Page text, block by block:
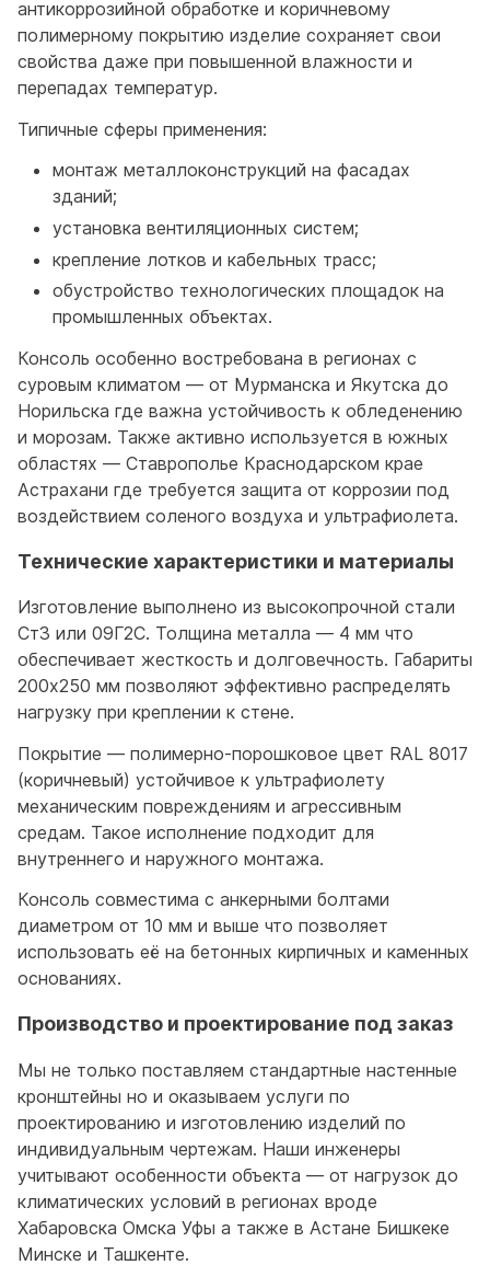
антикоррозийной обработке и коричневому
полимерному покрытию изделие сохраняет свои
свойства даже при повышенной влажности и
перепадах температур.
Типичные сферы применения:
монтаж металлоконструкций на фасадах
зданий;
установка вентиляционных систем;
крепление лотков и кабельных трасс;
обустройство технологических площадок на
промышленных объектах.
Консоль особенно востребована в регионах с
суровым климатом — от Мурманска и Якутска до
Норильска где важна устойчивость к обледенению
и морозам. Также активно используется в южных
областях — Ставрополье Краснодарском крае
Астрахани где требуется защита от коррозии под
воздействием соленого воздуха и ультрафиолета.
Технические характеристики и материалы
Изготовление выполнено из высокопрочной стали
Ст3 или 09Г2С. Толщина металла — 4 мм что
обеспечивает жесткость и долговечность. Габариты
200x250 мм позволяют эффективно распределять
нагрузку при креплении к стене.
Покрытие — полимерно-порошковое цвет RAL 8017
(коричневый) устойчивое к ультрафиолету
механическим повреждениям и агрессивным
средам. Такое исполнение подходит для
внутреннего и наружного монтажа.
Консоль совместима с анкерными болтами
диаметром от 10 мм и выше что позволяет
использовать её на бетонных кирпичных и каменных
основаниях.
Производство и проектирование под заказ
Мы не только поставляем стандартные настенные
кронштейны но и оказываем услуги по
проектированию и изготовлению изделий по
индивидуальным чертежам. Наши инженеры
учитывают особенности объекта — от нагрузок до
климатических условий в регионах вроде
Хабаровска Омска Уфы а также в Астане Бишкеке
Минске и Ташкенте.